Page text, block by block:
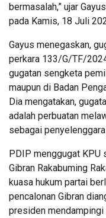
bermasalah,” ujar
pada Kamis, 18 Juli
Gayus menegaskan,
perkara 133/G/TF/
gugatan sengketa
maupun di Badan
Dia mengatakan,
adalah perbuatan
sebagai
PDIP menggugat KPU
Gibran Rakabuming
kuasa hukum partai
pencalonan Gibran
presiden